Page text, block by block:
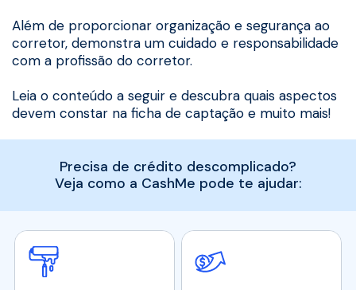
Além de proporcionar organização e segurança ao
corretor, demonstra um cuidado e responsabilidade
com a profissão do corretor.
Leia o conteúdo a seguir e descubra quais aspectos
devem constar na ficha de captação e muito mais!
Precisa de crédito descomplicado?
Veja como a CashMe pode te ajudar: